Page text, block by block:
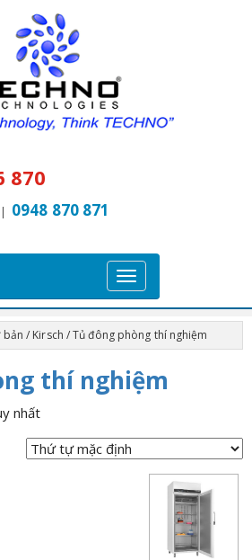
870
| 0948 870 871
T
o
g
g
l
e
a
v
bản / Kirsch / Tủ đông phòng thí nghiệm
thí nghiệm
nhất